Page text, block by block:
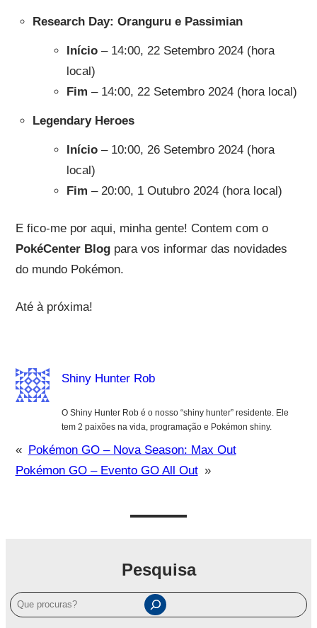
Research Day: Oranguru e Passimian
Início – 14:00, 22 Setembro 2024 (hora
local)
Fim – 14:00, 22 Setembro 2024 (hora local)
Legendary Heroes
Início– 10:00, 26 Setembro 2024 (hora
local)
Fim – 20:00, 1 Outubro 2024 (hora local)
E fico-me por aqui, minha gente! Contem com o
PokéCenter Blogpara vos informar das novidades
do mundo Pokémon.
Até à próxima!
Shiny Hunter Rob
O Shiny Hunter Rob é o nosso “shiny hunter” residente. Ele
tem 2 paixões na vida, programação e Pokémon shiny.
« Pokémon GO – Nova Season: Max Out
Pokémon GO – Evento GO All Out »
Pesquisa
P
e